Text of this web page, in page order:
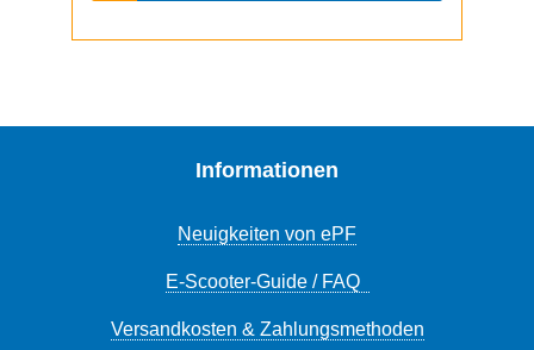
Informationen
Neuigkeiten von ePF
E-Scooter-Guide / FAQ
Versandkosten & Zahlungsmethoden